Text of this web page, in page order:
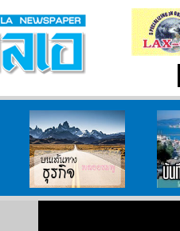
บนเส้นทางธุรกิจ บั